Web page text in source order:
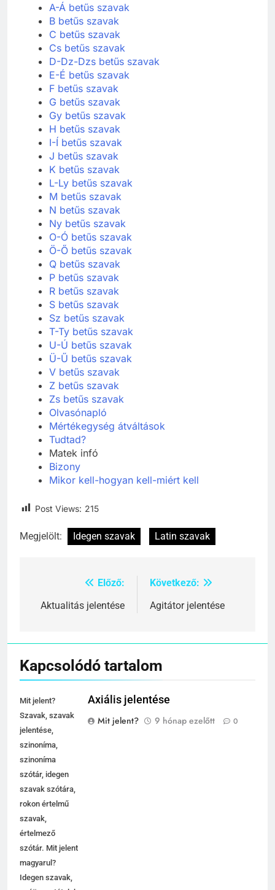
A-Á betűs szavak
B betűs szavak
C betűs szavak
Cs betűs szavak
D-Dz-Dzs betűs szavak
E-É betűs szavak
F betűs szavak
G betűs szavak
Gy betűs szavak
H betűs szavak
I-Í betűs szavak
J betűs szavak
K betűs szavak
L-Ly betűs szavak
M betűs szavak
N betűs szavak
Ny betűs szavak
O-Ó betűs szavak
Ö-Ő betűs szavak
Q betűs szavak
P betűs szavak
R betűs szavak
S betűs szavak
Sz betűs szavak
T-Ty betűs szavak
U-Ú betűs szavak
Ü-Ű betűs szavak
V betűs szavak
Z betűs szavak
Zs betűs szavak
Olvasónapló
Mértékegység átváltások
Tudtad?
Matek infó
Bizony
Mikor kell-hogyan kell-miért kell
Post Views: 215
Megjelölt: Idegen szavak Latin szavak
Bejegyzés
navigáció
Előző:
Aktualitás jelentése
Következő:
Agitátor jelentése
Kapcsolódó tartalom
Mit jelent?
Szavak, szavak
jelentése,
szinoníma,
szinoníma
szótár, idegen
szavak szótára,
rokon értelmű
szavak,
értelmező
szótár. Mit jelent
magyarul?
Idegen szavak,
Axiális jelentése
Mit jelent?
9 hónap ezelőtt 0